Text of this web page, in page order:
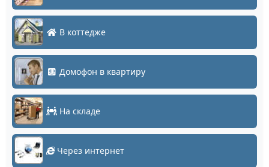
В коттедже
Домофон в квартиру
На складе
Через интернет